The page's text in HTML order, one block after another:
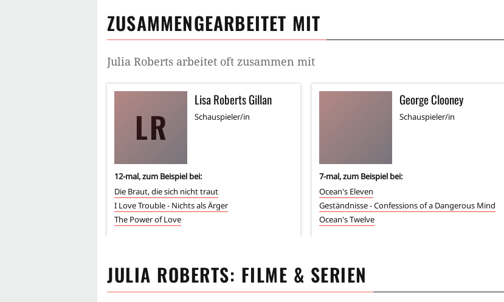
ZUSAMMENGEARBEITET MIT
Julia Roberts arbeitet oft zusammen mit
LR
Lisa Roberts Gillan
Schauspieler/in
12-mal, zum Beispiel bei:
Die Braut, die sich nicht traut
I Love Trouble - Nichts als Ärger
The Power of Love
George Clooney
Schauspieler/in
7-mal, zum Beispiel bei:
Ocean's Eleven
Geständnisse - Confessions of a Dangerous Mind
Ocean's Twelve
JULIA ROBERTS: FILME & SERIEN